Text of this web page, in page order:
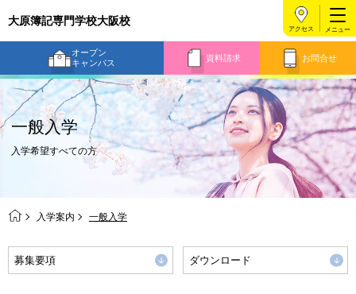
大原簿記専門学校大阪校
オープン
キャンパス
資料請求 お問合せ
アクセス
一般入学
入学希望すべての方
入学案内 一般入学
募集要項 ダウンロード